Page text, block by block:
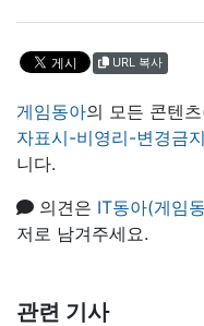
URL 복사
게임동아의 모든 콘텐
자표시-비영리-변경금
니다.
의견은 IT동아(게임
저로 남겨주세요.
관련 기사